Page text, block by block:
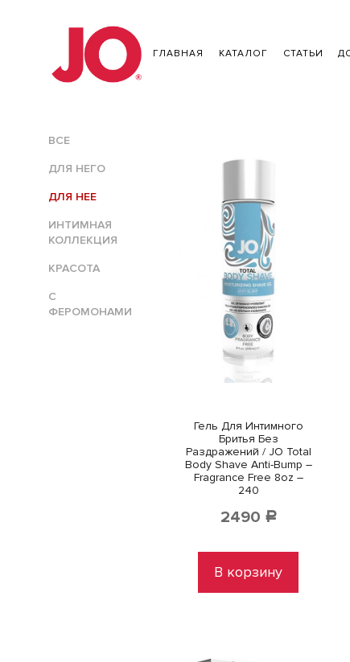
ГЛАВНАЯ КАТАЛОГ СТАТЬИ
ВСЕ
ДЛЯ НЕГО
ДЛЯ НЕЕ
ИНТИМНАЯ
КОЛЛЕКЦИЯ
КРАСОТА
С
ФЕРОМОНАМИ
Гель Для Интимного
Бритья Без
Раздражений / JO Total
Body Shave Anti-Bump –
Fragrance Free 8oz –
240
2490 Р
В корзину